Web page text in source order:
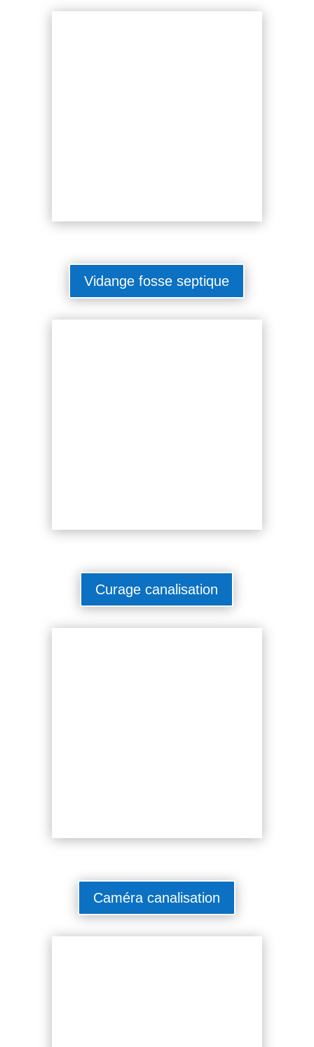
Vidange fosse septique
Curage canalisation
Caméra canalisation